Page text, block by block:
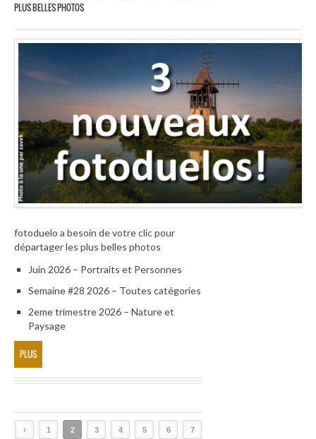
PLUS BELLES PHOTOS
fotoduelo a besoin de votre clic pour
départager les plus belles photos
Juin 2026 – Portraits et Personnes
Semaine #28 2026 – Toutes catégories
2eme trimestre 2026 – Nature et
Paysage
PLUS
‹ 1 2 3 4 5 6 7